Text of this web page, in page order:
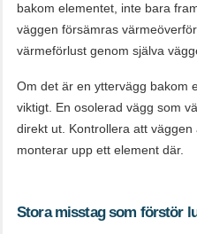
bakom elementet, inte bara
väggen försämras
värmeförlust genom själva
Om det är en yttervägg bakom
viktigt. En osolerad vägg som
direkt ut. Kontrollera att
monterar upp ett element där.
Stora misstag som förstör